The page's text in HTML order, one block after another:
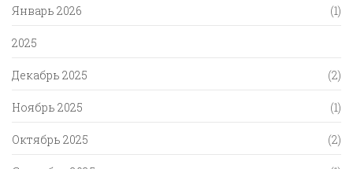
Январь 2026 (1)
2025
Декабрь 2025 (2)
Ноябрь 2025 (1)
Октябрь 2025 (2)